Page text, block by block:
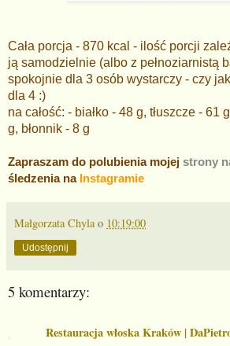
Cała porcja - 870 kcal - ilość porcji
ją samodzielnie (albo z pełnoziarnistą
spokojnie dla 3 osób wystarczy - czy
dla 4 :)
na całość: - białko - 48 g, tłuszcze - 61
g, błonnik - 8 g
Zapraszam do polubienia mojej strony
śledzenia na Instagramie
Małgorzata Chyla o 10:19:00
Udostępnij
5 komentarzy:
Restauracja włoska Kraków |